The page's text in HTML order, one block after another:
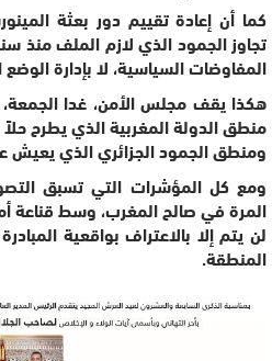
كما أن إعادة تقييم دور بعثة
تجاوز الجمود الذي لازم الملف منذ
المفاوضات السياسية، لا بإدارة
هكذا يقف مجلس الأمن، غدا الجمعة،
منطق الدولة المغربية الذي يطرح حلاً
ومنطق الجمود الجزائري الذي يعيش
ومع كل المؤشرات التي تسبق
المرة في صالح المغرب، وسط قناعة
لن يتم إلا بالاعتراف بواقعية
المنطقة.